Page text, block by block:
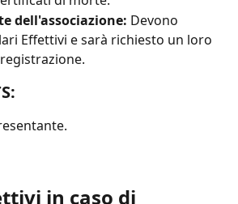
dell'associazione: Devono
Effettivi e sarà richiesto un loro
in caso di